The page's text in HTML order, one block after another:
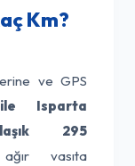
Km?
ve GPS
Isparta
295
vasıta